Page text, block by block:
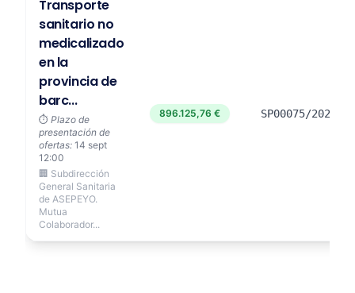
Transporte
sanitario no
medicalizado
en la
provincia de
barc...
⏱️ Plazo de
presentación de
ofertas: 14 sept
12:00
🏢 Subdirección
General Sanitaria
de ASEPEYO.
Mutua
Colaborador...
896.125,76 € SP00075/2026